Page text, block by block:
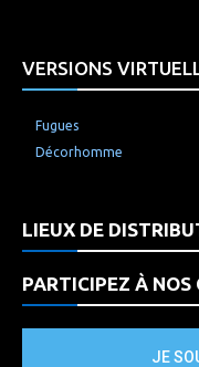
VERSIONS
Fugues
Décorhomme
LIEUX DE
PARTICIPEZ À NOS
JE